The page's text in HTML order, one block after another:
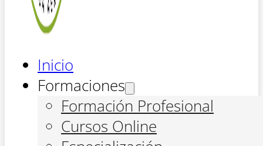
Inicio
Formaciones
Formación Profesional
Cursos Online